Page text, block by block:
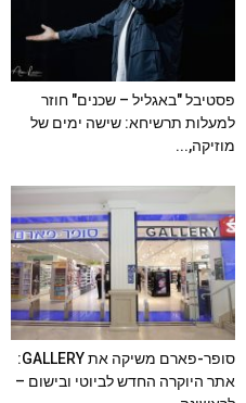
פסטיבל "באגליל – שכנים" חוזר
למעלות תרשיחא: שישה ימים של
מוזיקה,...
סופר-פארם משיקה את GALLERY:
אתר היוקרה החדש לביוטי ובישום –